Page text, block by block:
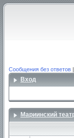
Сообщения без ответов |
Вход
Мариинский